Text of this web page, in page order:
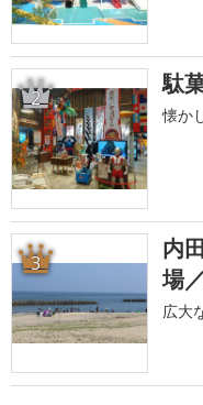
2 駄
懐か
3
内
場
広大